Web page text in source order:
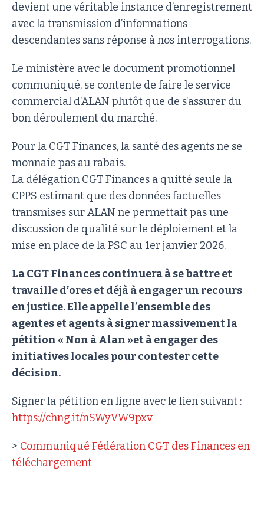
devient une véritable instance d’enregistrement
avec la transmission d’informations
descendantes sans réponse à nos interrogations.
Le ministère avec le document promotionnel
communiqué, se contente de faire le service
commercial d’ALAN plutôt que de s’assurer du
bon déroulement du marché.
Pour la CGT Finances, la santé des agents ne se
monnaie pas au rabais.
La délégation CGT Finances a quitté seule la
CPPS estimant que des données factuelles
transmises sur ALAN ne permettait pas une
discussion de qualité sur le déploiement et la
mise en place de la PSC au 1er janvier 2026.
La CGT Finances continuera à se battre et
travaille d’ores et déjà à engager un recours
en justice. Elle appelle l’ensemble des
agentes et agents à signer massivement la
pétition « Non à Alan »et à engager des
initiatives locales pour contester cette
décision.
Signer la pétition en ligne avec le lien suivant :
https://chng.it/nSWyVW9pxv
> Communiqué Fédération CGT des Finances en
téléchargement